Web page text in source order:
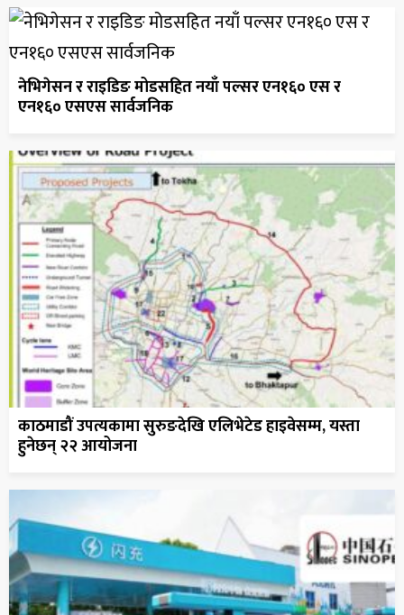
नेभिगेसन र राइडिङ मोडसहित नयाँ पल्सर एन१६० एस र
एन१६० एसएस सार्वजनिक
काठमाडौं उपत्यकामा सुरुङदेखि एलिभेटेड हाइवेसम्म, यस्ता
हुनेछन् २२ आयोजना